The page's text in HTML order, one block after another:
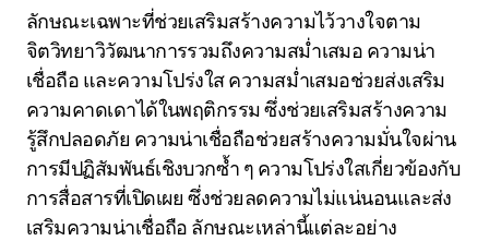
ลักษณะเฉพาะที่ช่วยเสริมสร้างความไว้วางใจตาม
จิตวิทยาวิวัฒนาการรวมถึงความสม่ำเสมอ ความน่า
เชื่อถือ และความโปร่งใส ความสม่ำเสมอช่วยส่งเสริม
ความคาดเดาได้ในพฤติกรรม ซึ่งช่วยเสริมสร้างความ
รู้สึกปลอดภัย ความน่าเชื่อถือช่วยสร้างความมั่นใจผ่าน
การมีปฏิสัมพันธ์เชิงบวกซ้ำ ๆ ความโปร่งใสเกี่ยวข้องกับ
การสื่อสารที่เปิดเผย ซึ่งช่วยลดความไม่แน่นอนและส่ง
เสริมความน่าเชื่อถือ ลักษณะเหล่านี้แต่ละอย่าง